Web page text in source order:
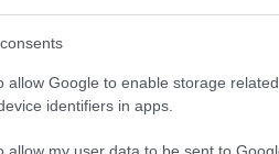
allow Google to enable storage
identifiers in apps.
allow my user data to be sent to